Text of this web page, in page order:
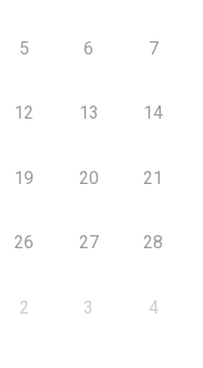
5 6 7
12 13 14
19 20 21
26 27 28
2 3 4